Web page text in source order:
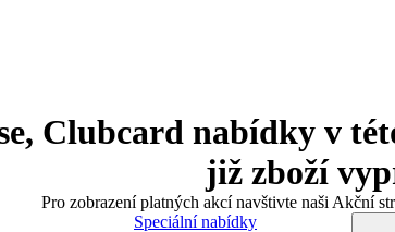
Clubcard nabídky v
již zboží
Pro zobrazení platných akcí navštivte naši Akční
Speciální nabídky